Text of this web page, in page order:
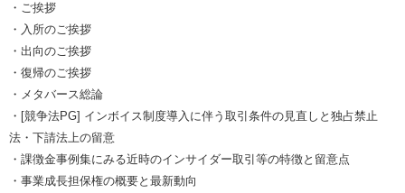
・ご挨拶
・入所のご挨拶
・出向のご挨拶
・復帰のご挨拶
・メタバース総論
・[競争法PG] インボイス制度導入に伴う取引条件の見直しと独占禁止
法・下請法上の留意
・課徴金事例集にみる近時のインサイダー取引等の特徴と留意点
・事業成長担保権の概要と最新動向